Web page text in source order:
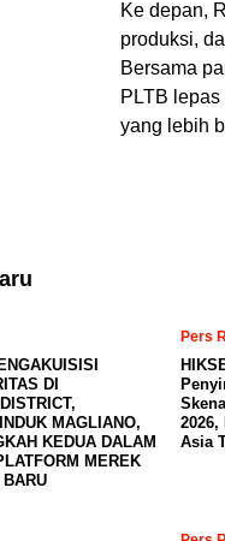
Ke depan,
produksi,
Bersama
PLTB
yang lebih
DI
MAGLIANO,
KEDUA DALAM
MEREK
BARU
Pers
Asia